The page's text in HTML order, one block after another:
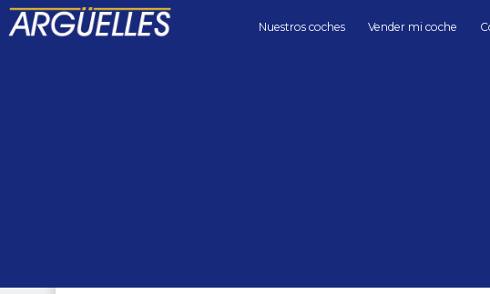
Nuestros coches Vender mi coche